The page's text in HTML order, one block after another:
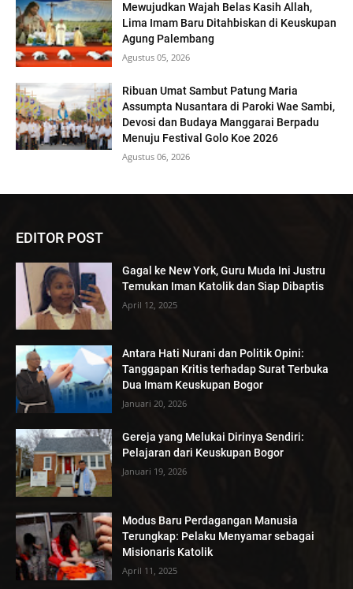
Mewujudkan Wajah Belas Kasih Allah,
Lima Imam Baru Ditahbiskan di Keuskupan
Agung Palembang
Agustus 05, 2026
Ribuan Umat Sambut Patung Maria
Assumpta Nusantara di Paroki Wae Sambi,
Devosi dan Budaya Manggarai Berpadu
Menuju Festival Golo Koe 2026
Agustus 06, 2026
EDITOR POST
Gagal ke New York, Guru Muda Ini Justru
Temukan Iman Katolik dan Siap Dibaptis
April 12, 2025
Antara Hati Nurani dan Politik Opini:
Tanggapan Kritis terhadap Surat Terbuka
Dua Imam Keuskupan Bogor
Januari 20, 2026
Gereja yang Melukai Dirinya Sendiri:
Pelajaran dari Keuskupan Bogor
Januari 19, 2026
Modus Baru Perdagangan Manusia
Terungkap: Pelaku Menyamar sebagai
Misionaris Katolik
April 11, 2025